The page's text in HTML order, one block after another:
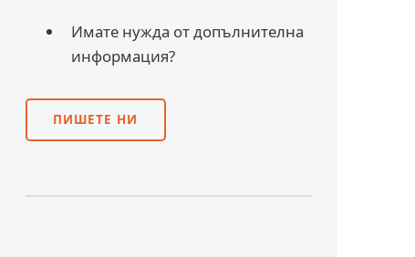
Имате нужда от допълнителна
информация?
ПИШЕТЕ НИ